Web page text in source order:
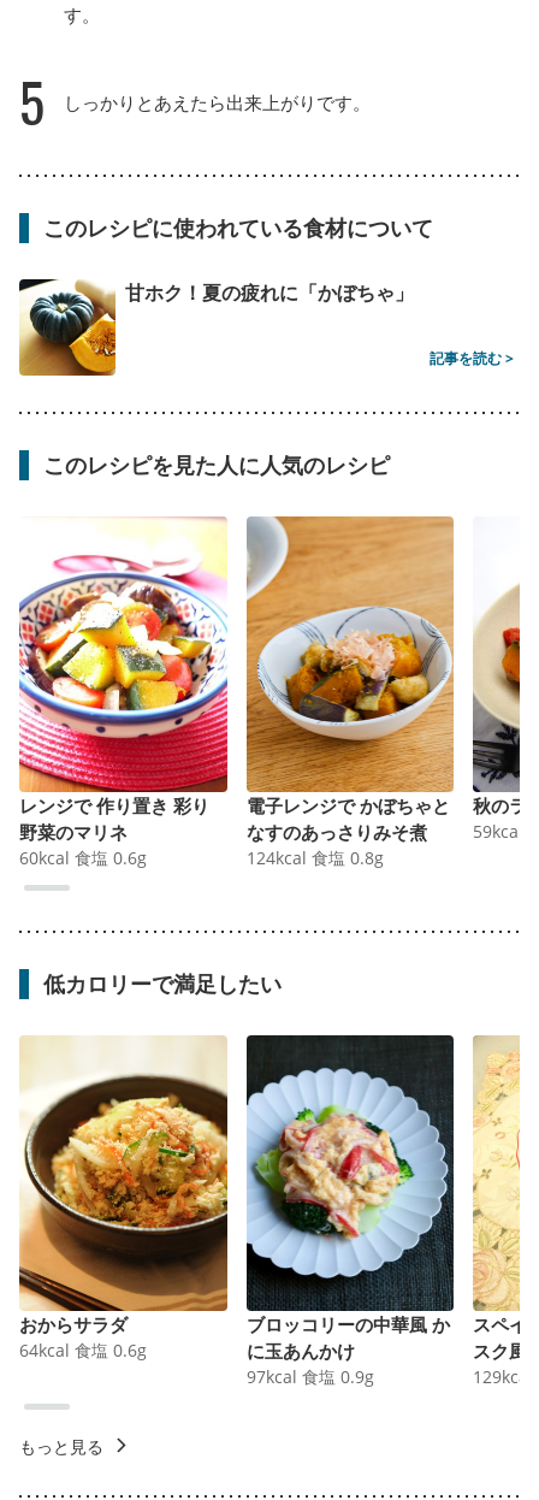
す。
5 しっかりとあえたら出来上がりです。
このレシピに使われている食材について
甘ホク！夏の疲れに「かぼちゃ」
記事を読む >
このレシピを見た人に人気のレシピ
レンジで 作り置き 彩り
野菜のマリネ
60kcal 食塩 0.6g
電子レンジで かぼちゃと
なすのあっさりみそ煮
124kcal 食塩 0.8g
秋のラ
59kcal
低カロリーで満足したい
おからサラダ
64kcal 食塩 0.6g
ブロッコリーの中華風 か
に玉あんかけ
97kcal 食塩 0.9g
スペイ
スク風
129kcal
もっと見る